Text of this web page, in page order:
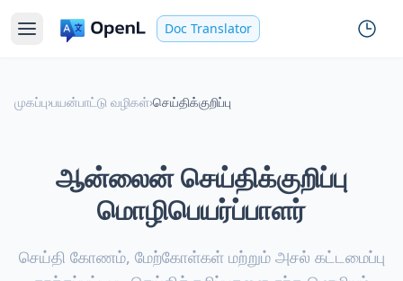
Doc Translator
முகப்பு›பயன்பாட்டு வழிகள்›செய்திக்குறிப்பு
ஆன்லைன் செய்திக்குறிப்பு
மொழிபெயர்ப்பாளர்
செய்தி கோணம், மேற்கோள்கள் மற்றும் அசல் கட்டமைப்பு